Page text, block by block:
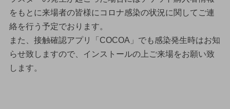
をもとに来場者の皆様にコロナ感染の状況に関してご連
絡を行う予定でおります。
また、接触確認アプリ「COCOA」でも感染発生時はお知
らせ致しますので、インストールの上ご来場をお願い致
します。